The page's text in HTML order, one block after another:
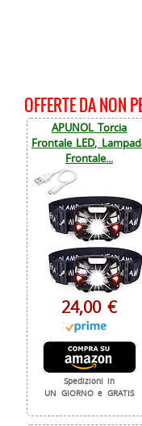
OFFERTE DA NON
APUNOL Torcia
Frontale LED,
Frontale...
24,00 €
Spedizioni in
UN GIORNO e GRATIS